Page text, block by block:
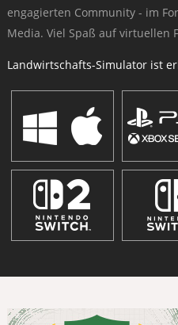
engagierten Community - im
Media. Viel Spaß auf virtuellen
Landwirtschafts-Simulator ist